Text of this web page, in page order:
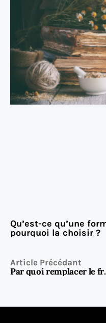
Qu’est-ce qu’une
pourquoi la choisir ?
Article Précédant
Par quoi